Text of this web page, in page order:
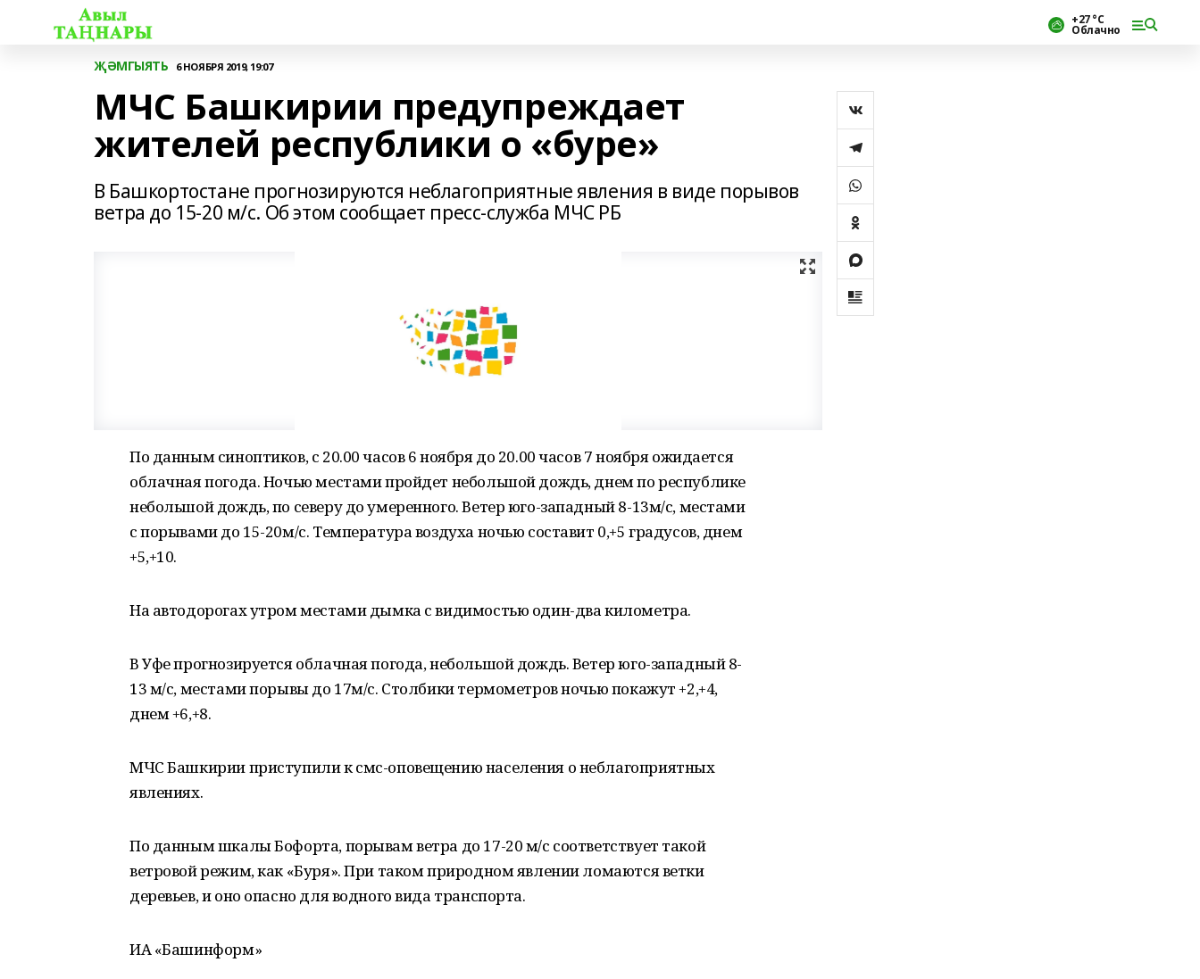
+27 °С
Облачно
ҖӘМГЫЯТЬ 6 НОЯБРЯ 2019, 19:07
МЧС Башкирии предупреждает
жителей республики о «буре»
В Башкортостане прогнозируются неблагоприятные явления в виде порывов
ветра до 15-20 м/с. Об этом сообщает пресс-служба МЧС РБ
По данным синоптиков, с 20.00 часов 6 ноября до 20.00 часов 7 ноября ожидается
облачная погода. Ночью местами пройдет небольшой дождь, днем по республике
небольшой дождь, по северу до умеренного. Ветер юго-западный 8-13м/с, местами
с порывами до 15-20м/с. Температура воздуха ночью составит 0,+5 градусов, днем
+5,+10.
На автодорогах утром местами дымка с видимостью один-два километра.
В Уфе прогнозируется облачная погода, небольшой дождь. Ветер юго-западный 8-
13 м/с, местами порывы до 17м/с. Столбики термометров ночью покажут +2,+4,
днем +6,+8.
МЧС Башкирии приступили к смс-оповещению населения о неблагоприятных
явлениях.
По данным шкалы Бофорта, порывам ветра до 17-20 м/с соответствует такой
ветровой режим, как «Буря». При таком природном явлении ломаются ветки
деревьев, и оно опасно для водного вида транспорта.
ИА «Башинформ»